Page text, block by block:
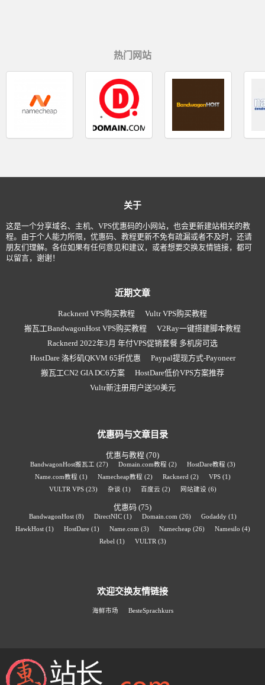
热门网站
关于
这是一个分享域名、主机、VPS优惠码的小网站，也会更新建站相关的教
程。由于个人能力所限，优惠码、教程更新不免有疏漏或者不及时，还请
朋友们理解。各位如果有任何意见和建议，或者想要交换友情链接，都可
以留言，谢谢！
近期文章
Racknerd VPS购买教程
Vultr VPS购买教程
搬瓦工BandwagonHost VPS购买教程
V2Ray一键搭建脚本教程
Racknerd 2022年3月 年付VPS促销套餐 多机房可选
HostDare 洛杉矶QKVM 65折优惠
Paypal提现方式-Payoneer
搬瓦工CN2 GIA DC6方案
HostDare低价VPS方案推荐
Vultr新注册用户送50美元
优惠码与文章目录
优惠与教程 (70)
BandwagonHost搬瓦工 (27) Domain.com教程 (2) HostDare教程 (3)
Name.com教程 (1) Namecheap教程 (2) Racknerd (2) VPS(1)
VULTR VPS(23) 杂谈 (1) 百度云 (2) 网站建设 (6)
优惠码 (75)
BandwagonHost(8) DirectNIC(1) Domain.com (26) Godaddy(1)
HawkHost(1) HostDare(1) Name.com (3) Namecheap (26) Namesilo (4)
Rebel (1) VULTR (3)
欢迎交换友情链接
海鲜市场 BesteSprachkurs